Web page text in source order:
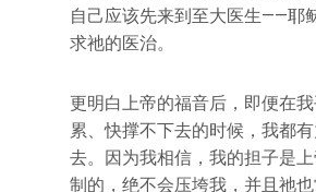
自己应该先来到至大医生——耶
求祂的医治。
更明白上帝的福音后，即便在
累、快撑不下去的时候，我都
去。因为我相信，我的担子是
制的，绝不会压垮我，并且祂